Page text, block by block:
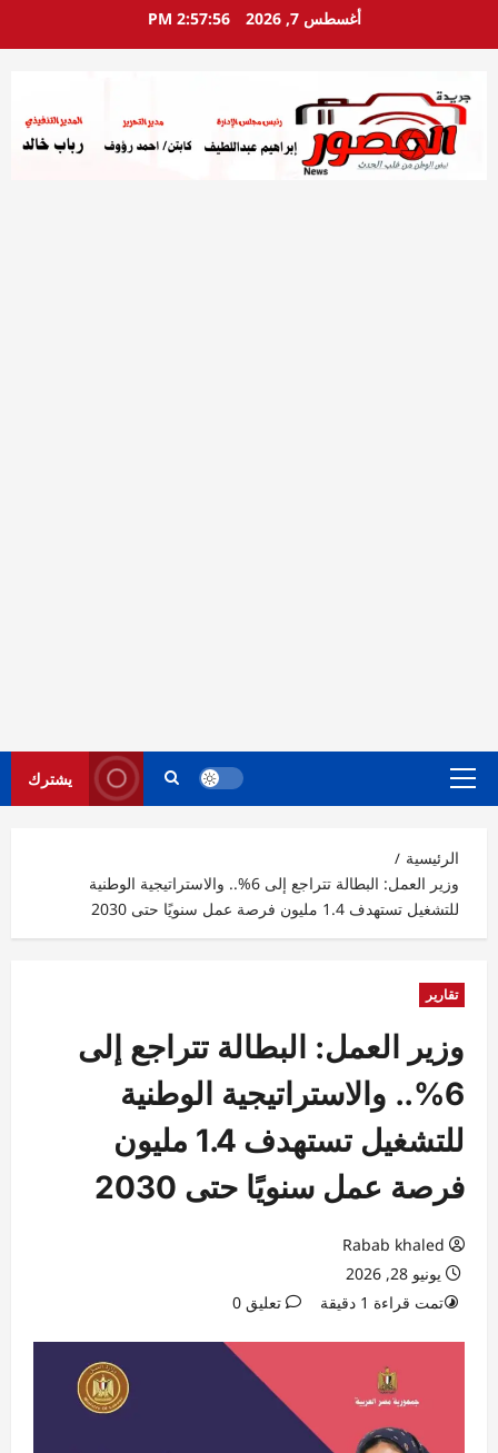
أغسطس 7, 2026 2:57:58 PM
القائمة
يشترك
الرئيسية
وزير العمل: البطالة تتراجع إلى 6%.. والاستراتيجية الوطنية
للتشغيل تستهدف 1.4 مليون فرصة عمل سنويًا حتى 2030
تقارير
وزير العمل: البطالة تتراجع إلى
6%.. والاستراتيجية الوطنية
للتشغيل تستهدف 1.4 مليون
فرصة عمل سنويًا حتى 2030
Rabab khaled
يونيو 28, 2026
تمت قراءة 1 دقيقة
تعليق 0